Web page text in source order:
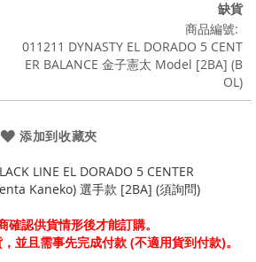
缺貨
商品編號
011211 DYNASTY EL DORADO 5 CENT
ER BALANCE 金子憲太 Model [2BA] (B
OL)
添加到收藏夾
LINE EL DORADO 5 CENTER
Kaneko) 選手款 [2BA] (須詢問)
認供貨情形後才能訂購。
並且需事先完成付款 (不適用貨到付款)。